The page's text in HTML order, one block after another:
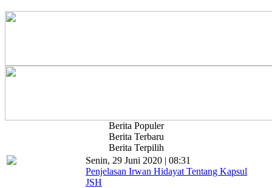
Berita Populer
Berita Terbaru
Berita Terpilih
Senin, 29 Juni 2020 | 08:31
Penjelasan Irwan Hidayat Tentang Kapsul
JSH